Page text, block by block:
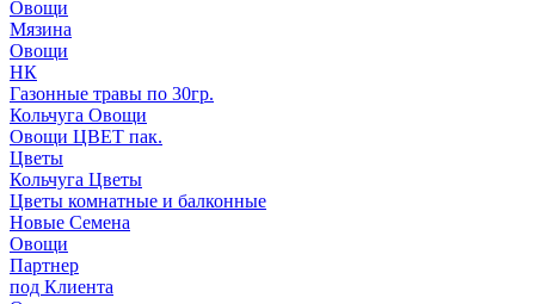
Овощи
Мязина
Овощи
НК
Газонные травы по 30гр.
Кольчуга Овощи
Овощи ЦВЕТ пак.
Цветы
Кольчуга Цветы
Цветы комнатные и балконные
Новые Семена
Овощи
Партнер
под Клиента